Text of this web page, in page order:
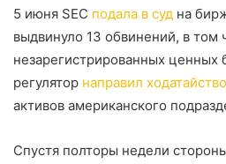
5 июня SEC подала в суд на
выдвинуло 13 обвинений, в том
незарегистрированных ценных
регулятор направил ходатайство
активов американского
Спустя полторы недели